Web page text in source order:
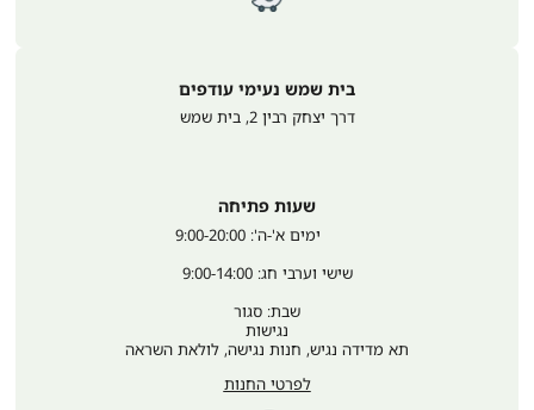
בית שמש נעימי עודפים
דרך יצחק רבין 2 , בית שמש
שעות פתיחה
שישי וערבי חג: 9:00-14:00
שבת: סגור
נגישות
תא מדידה נגיש, חנות נגישה, לולאת השראה
לפרטי החנות